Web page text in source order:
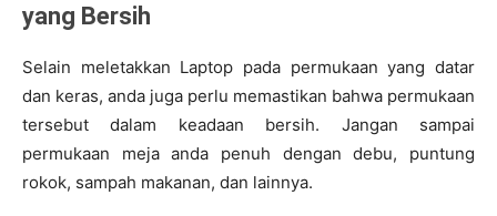
yang Bersih
Selain meletakkan Laptop pada permukaan yang datar
dan keras, anda juga perlu memastikan bahwa permukaan
tersebut dalam keadaan bersih. Jangan sampai
permukaan meja anda penuh dengan debu, puntung
rokok, sampah makanan, dan lainnya.